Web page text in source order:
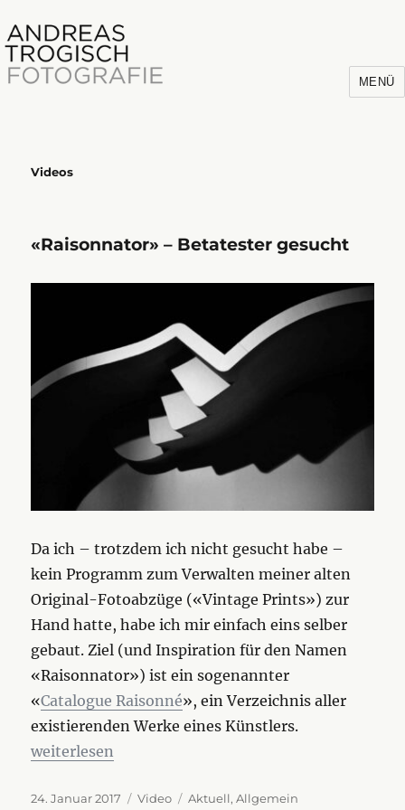
MENÜ
Videos
«Raisonnator» – Betatester gesucht
Da ich – trotzdem ich nicht gesucht habe –
kein Programm zum Verwalten meiner alten
Original-Fotoabzüge («Vintage Prints») zur
Hand hatte, habe ich mir einfach eins selber
gebaut. Ziel (und Inspiration für den Namen
«Raisonnator») ist ein sogenannter
«Catalogue Raisonné», ein Verzeichnis aller
existierenden Werke eines Künstlers.
„«Raisonnator» – Betatester gesucht“
weiterlesen
Veröffentlicht
24. Januar 2017 Format
Video Kategorien
Aktuell,Allgemein